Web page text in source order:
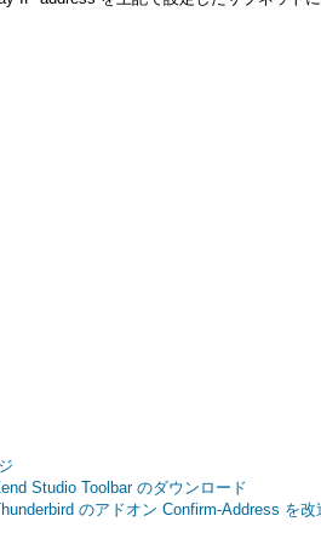
Studio Toolbar のダウンロード
のアドオン Confirm-Address を改